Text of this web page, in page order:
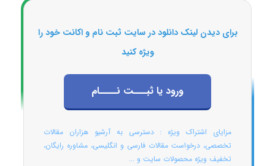
برای دیدن لینک دانلود در سایت ثبت نام و اکانت خود را
ویژه کنید
ورود یا ثبـــت نــــام
مزایای اشتراک ویژه : دسترسی به آرشیو هزاران مقالات
تخصصی، درخواست مقالات فارسی و انگلیسی، مشاوره رایگان،
تخفیف ویژه محصولات سایت و ...